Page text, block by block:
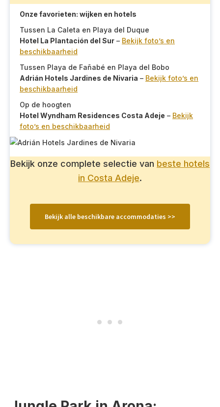
Onze favorieten: wijken en hotels
Tussen La Caleta en Playa del Duque
Hotel La Plantación del Sur – Bekijk foto’s en
beschikbaarheid
Tussen Playa de Fañabé en Playa del Bobo
Adrián Hotels Jardines de Nivaria – Bekijk foto’s en
beschikbaarheid
Op de hoogten
Hotel Wyndham Residences Costa Adeje – Bekijk
foto’s en beschikbaarheid
Bekijk onze complete selectie van beste hotels
in Costa Adeje.
Bekijk alle beschikbare accommodaties >>